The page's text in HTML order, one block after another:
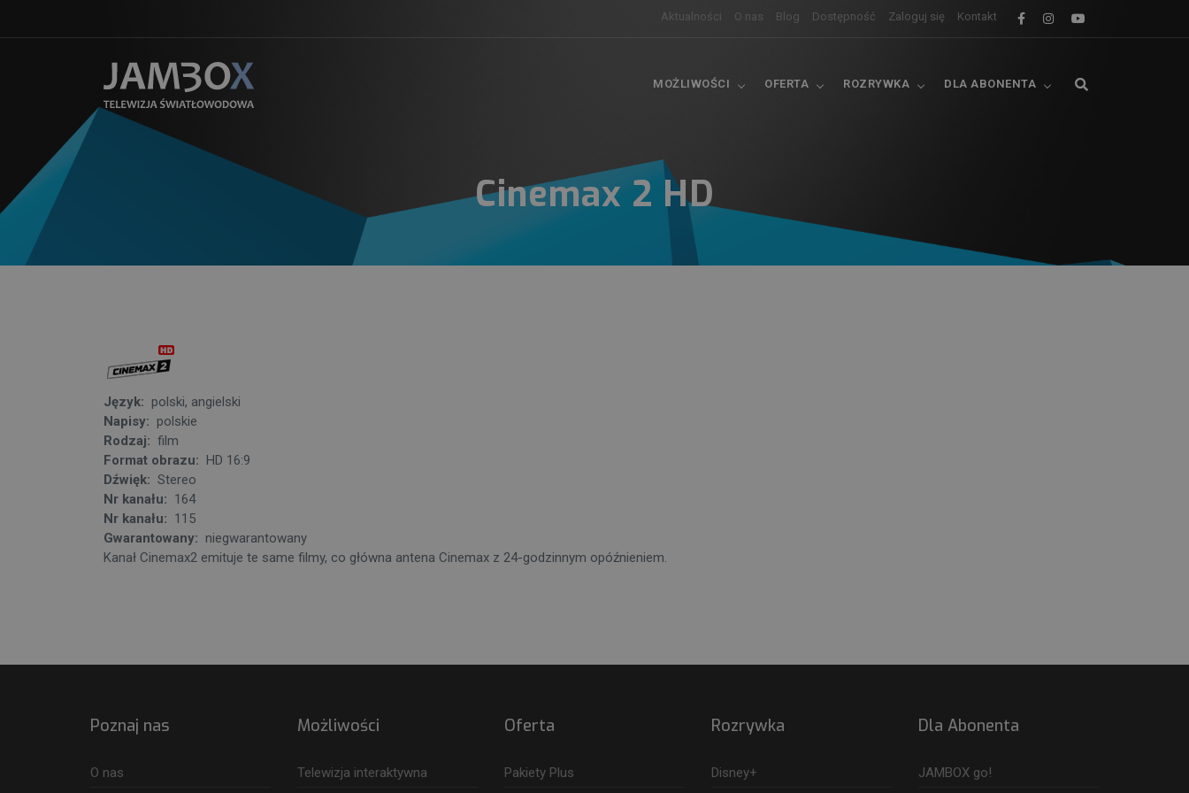
Aktualności O nas Blog Dostępność Zaloguj się Kontakt
MOŻLIWOŚCI OFERTA ROZRYWKA DLA ABONENTA
Cinemax 2 HD
Język: polski, angielski
Napisy: polskie
Rodzaj: film
Format obrazu: HD 16:9
Dźwięk: Stereo
Nr kanału: 164
Nr kanału: 115
Gwarantowany: niegwarantowany
Kanał Cinemax2 emituje te same filmy, co główna antena Cinemax z 24-godzinnym opóźnieniem.
Poznaj nas
O nas
Możliwości
Telewizja interaktywna
Oferta
Pakiety Plus
Rozrywka
Disney+
Dla Abonenta
JAMBOX go!